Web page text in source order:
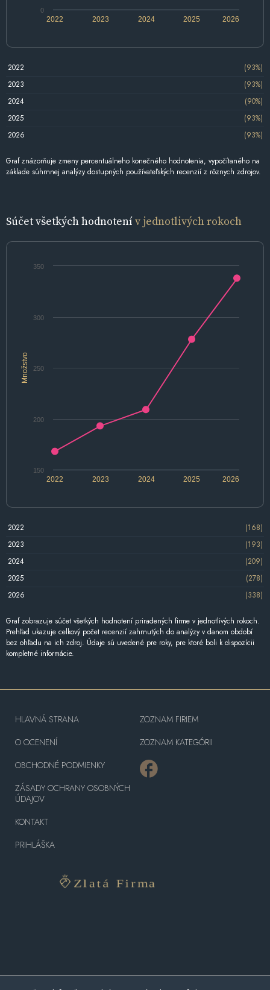
2022 2024 2026
2023 2025
0
2022
(93%)
2023
(93%)
2024
(90%)
2025
(93%)
2026
(93%)
Graf znázorňuje zmeny percentuálneho konečného hodnotenia, vypočítaného na
základe súhrnnej analýzy dostupných používateľských recenzií z rôznych zdrojov.
Súčet všetkých hodnotenív jednotlivých rokoch
Množstvo
2022 2024 2026
2023 2025
150
200
250
300
350
2022
(168)
2023
(193)
2024
(209)
2025
(278)
2026
(338)
Graf zobrazuje súčet všetkých hodnotení priradených firme v jednotlivých rokoch.
Prehľad ukazuje celkový počet recenzií zahrnutých do analýzy v danom období
bez ohľadu na ich zdroj. Údaje sú uvedené pre roky, pre ktoré boli k dispozícii
kompletné informácie.
HLAVNÁ STRANA
O OCENENÍ
OBCHODNÉ PODMIENKY
ZÁSADY OCHRANY OSOBNÝCH
ÚDAJOV
KONTAKT
PRIHLÁŠKA
ZOZNAM FIRIEM
ZOZNAM KATEGÓRII